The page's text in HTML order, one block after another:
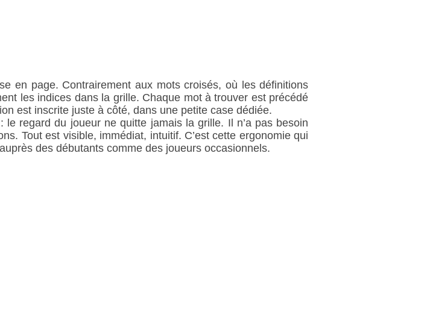
en page. Contrairement aux mots croisés, où les définitions
les indices dans la grille. Chaque mot à trouver est précédé
est inscrite juste à côté, dans une petite case dédiée.
regard du joueur ne quitte jamais la grille. Il n’a pas besoin
Tout est visible, immédiat, intuitif. C’est cette ergonomie qui
des débutants comme des joueurs occasionnels.